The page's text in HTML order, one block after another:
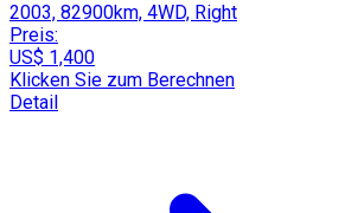
2003, 82900km, 4WD, Right
Preis:
US$ 1,400
Klicken Sie zum Berechnen
Detail